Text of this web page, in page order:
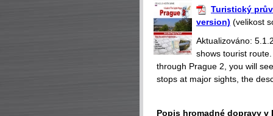
Turistický
version) (velikost
Aktualizováno:
shows tourist
through Prague 2, you will
stops at major sights, the
Popis hromadné dopravy v